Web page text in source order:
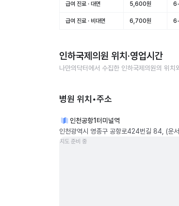
급여 진료 · 대면 5,600원
급여 진료 · 비대면 6,700원
인하국제의원 위치·영업시간
나만의닥터에서 수집한 인하국제의원의 위치
병원 위치•주소
인천공항1터미널역
인천광역시 영종구 공항로424번길 84, (운
지도 준비 중